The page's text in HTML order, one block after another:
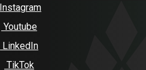
Instagram
Youtube
LinkedIn
TikTok